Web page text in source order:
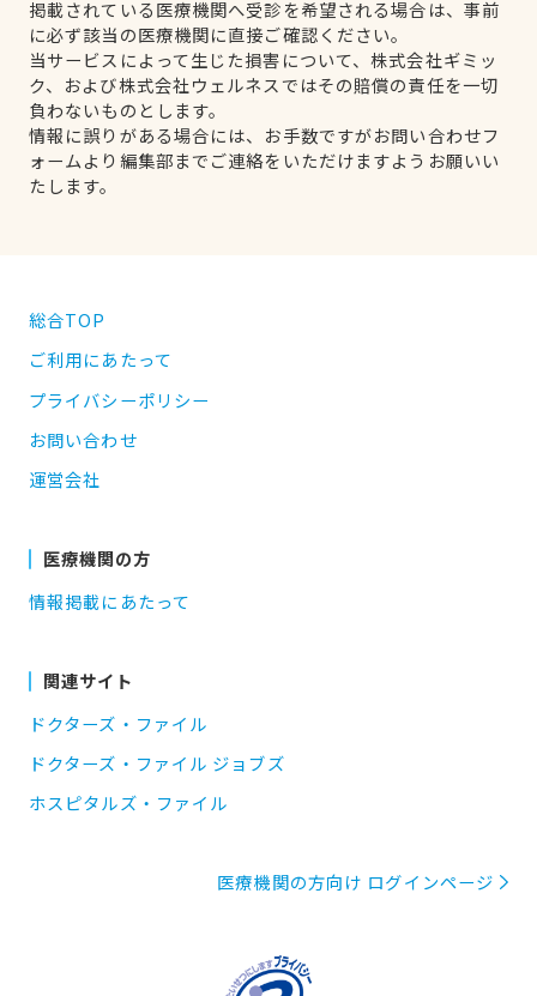
掲載されている医療機関へ受診を希望される場合は、事前
に必ず該当の医療機関に直接ご確認ください。
当サービスによって生じた損害について、株式会社ギミッ
ク、および株式会社ウェルネスではその賠償の責任を一切
負わないものとします。
情報に誤りがある場合には、お手数ですがお問い合わせフ
ォームより編集部までご連絡をいただけますようお願いい
たします。
総合TOP
ご利用にあたって
プライバシーポリシー
お問い合わせ
運営会社
医療機関の方
情報掲載にあたって
関連サイト
ドクターズ・ファイル
ドクターズ・ファイル ジョブズ
ホスピタルズ・ファイル
医療機関の方向け ログインページ